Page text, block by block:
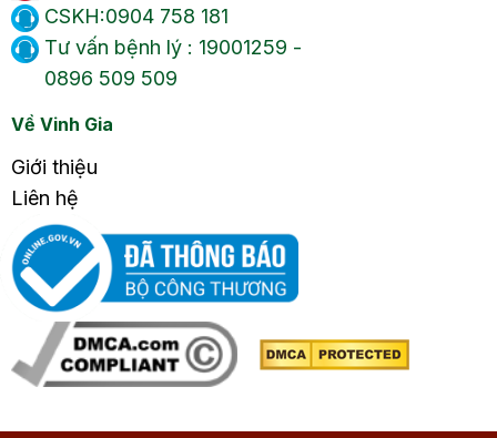
CSKH:0904 758 181
Tư vấn bệnh lý : 19001259 -
0896 509 509
Về Vinh Gia
Giới thiệu
Liên hệ